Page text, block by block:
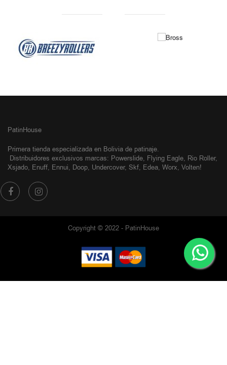
PatinHouse
Primera tienda especializada en Bolivia de patinaje.
Distribuidores exclusivos marcas: Powerslide, Flying Eagle, Rio Roller,
Xsjado, Enuff, Ennui, Doop, Undercover, Skf, Edea, Worx, Volten!
Copyright © 2022 - PatinHouse